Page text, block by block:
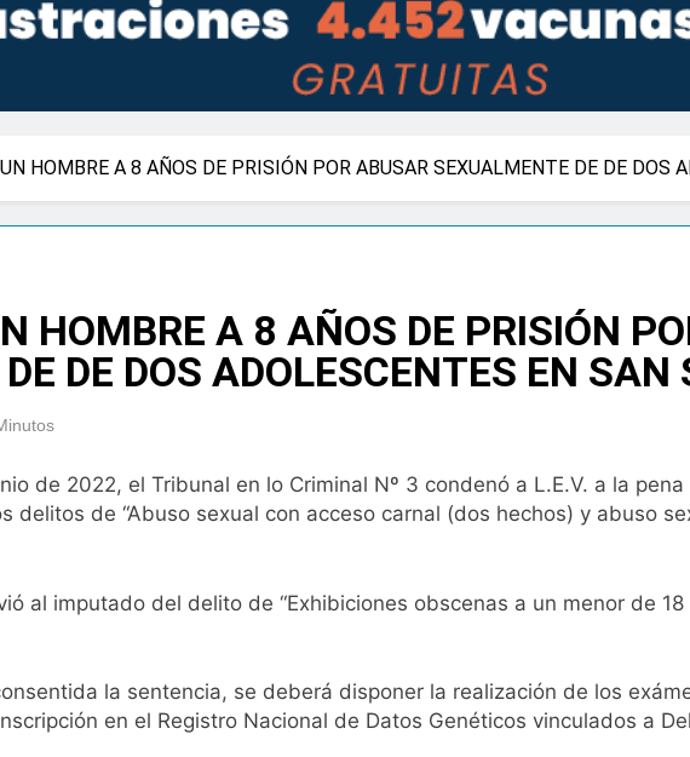
HOMBRE A 8 AÑOS DE PRISIÓN POR ABUSAR SEXUALMENTE DE DE DOS
HOMBRE A 8 AÑOS DE PRISIÓN
DE DOS ADOLESCENTES EN
de 2022, el Tribunal en lo Criminal Nº 3 condenó a L.E.V. a la
delitos de “Abuso sexual con acceso carnal (dos hechos) y abuso
al imputado del delito de “Exhibiciones obscenas a un menor de
la sentencia, se deberá disponer la realización de los
en el Registro Nacional de Datos Genéticos vinculados a